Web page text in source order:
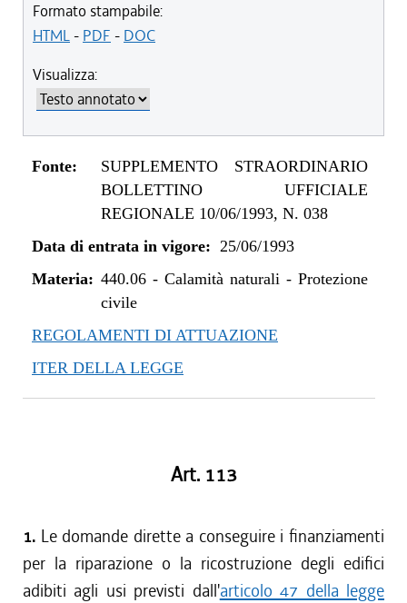
Formato stampabile:
HTML- PDF - DOC
Visualizza:
Fonte:
SUPPLEMENTO STRAORDINARIO
BOLLETTINO UFFICIALE
REGIONALE 10/06/1993, N. 038
Data di entrata in vigore: 25/06/1993
Materia: 440.06- Calamità naturali - Protezione
civile
REGOLAMENTI DI ATTUAZIONE
ITER DELLA LEGGE
Art. 113
1. Le domande dirette a conseguire i finanziamenti
per la riparazione o la ricostruzione degli edifici
adibiti agli usi previsti dall'articolo 47 della legge